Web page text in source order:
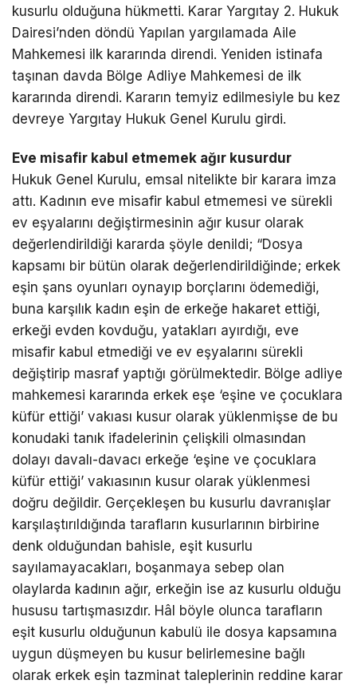
kusurlu olduğuna hükmetti. Karar Yargıtay 2. Hukuk
Dairesi’nden döndü Yapılan yargılamada Aile
Mahkemesi ilk kararında direndi. Yeniden istinafa
taşınan davda Bölge Adliye Mahkemesi de ilk
kararında direndi. Kararın temyiz edilmesiyle bu kez
devreye Yargıtay Hukuk Genel Kurulu girdi.
Eve misafir kabul etmemek ağır kusurdur
Hukuk Genel Kurulu, emsal nitelikte bir karara imza
attı. Kadının eve misafir kabul etmemesi ve sürekli
ev eşyalarını değiştirmesinin ağır kusur olarak
değerlendirildiği kararda şöyle denildi; “Dosya
kapsamı bir bütün olarak değerlendirildiğinde; erkek
eşin şans oyunları oynayıp borçlarını ödemediği,
buna karşılık kadın eşin de erkeğe hakaret ettiği,
erkeği evden kovduğu, yatakları ayırdığı, eve
misafir kabul etmediği ve ev eşyalarını sürekli
değiştirip masraf yaptığı görülmektedir. Bölge adliye
mahkemesi kararında erkek eşe ‘eşine ve çocuklara
küfür ettiği’ vakıası kusur olarak yüklenmişse de bu
konudaki tanık ifadelerinin çelişkili olmasından
dolayı davalı-davacı erkeğe ‘eşine ve çocuklara
küfür ettiği’ vakıasının kusur olarak yüklenmesi
doğru değildir. Gerçekleşen bu kusurlu davranışlar
karşılaştırıldığında tarafların kusurlarının birbirine
denk olduğundan bahisle, eşit kusurlu
sayılamayacakları, boşanmaya sebep olan
olaylarda kadının ağır, erkeğin ise az kusurlu olduğu
hususu tartışmasızdır. Hâl böyle olunca tarafların
eşit kusurlu olduğunun kabulü ile dosya kapsamına
uygun düşmeyen bu kusur belirlemesine bağlı
olarak erkek eşin tazminat taleplerinin reddine karar